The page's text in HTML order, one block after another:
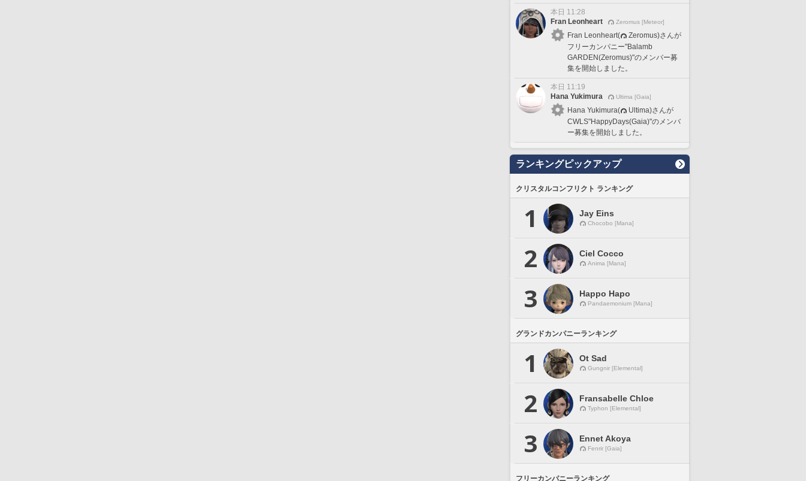
本日 11:28
Fran Leonheart
Zeromus [Meteor]
Fran Leonheart(
Zeromus)さんが
フリーカンパニー"Balamb
GARDEN(Zeromus)"のメンバー募
集を開始しました。
本日 11:19
Hana Yukimura
Ultima [Gaia]
Hana Yukimura(
Ultima)さんが
CWLS"HappyDays(Gaia)"のメンバ
ー募集を開始しました。
ランキングピックアップ
クリスタルコンフリクト ランキング
1 Jay Eins
Chocobo [Mana]
2 Ciel Cocco
Anima [Mana]
3 Happo Hapo
Pandaemonium [Mana]
グランドカンパニーランキング
1 Ot Sad
Gungnir [Elemental]
2 Fransabelle Chloe
Typhon [Elemental]
3 Ennet Akoya
Fenrir [Gaia]
フリーカンパニーランキング